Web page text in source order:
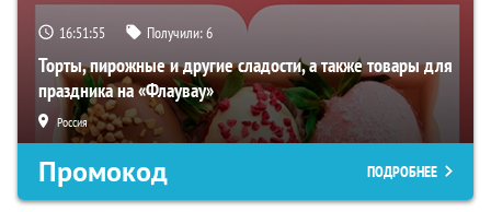
16:51:55 Получили:6
Торты, пирожные и другие сладости, а также товары для
праздника на «Флаувау»
Россия
Промокод ПОДРОБНЕЕ